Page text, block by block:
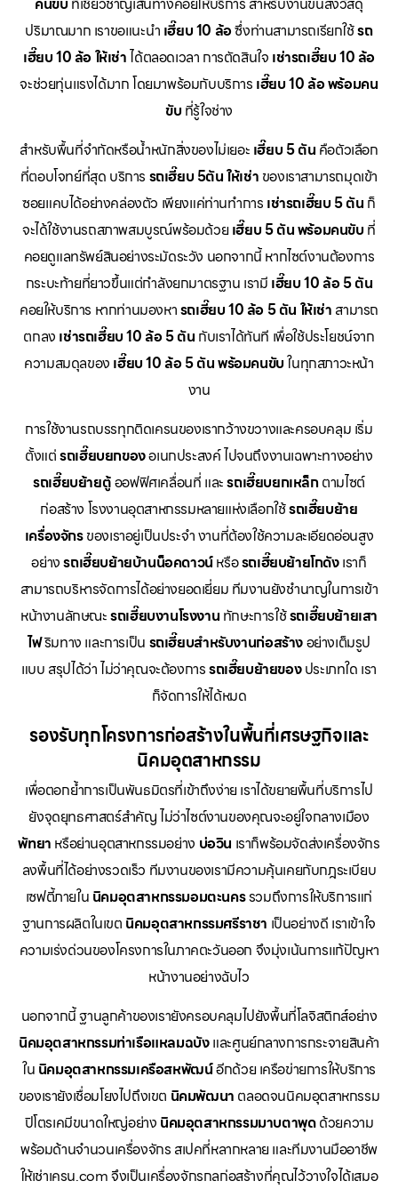
ปริมาณมาก เราขอแนะนำ เฮี๊ยบ 10 ล้อซึ่งท่านสามารถเรียกใช้รถ
เฮี๊ยบ 10 ล้อ ให้เช่าได้ตลอดเวลา การตัดสินใจ เช่ารถเฮี๊ยบ 10 ล้อ
จะช่วยทุ่นแรงได้มาก โดยมาพร้อมกับบริการ เฮี๊ยบ 10 ล้อ พร้อมคน
ขับ ที่รู้ใจช่าง
สำหรับพื้นที่จำกัดหรือน้ำหนักสิ่งของไม่เยอะ เฮี๊ยบ 5 ตัน คือตัวเลือก
ที่ตอบโจทย์ที่สุด บริการ รถเฮี๊ยบ 5ตัน ให้เช่า ของเราสามารถมุดเข้า
ซอยแคบได้อย่างคล่องตัว เพียงแค่ท่านทำการ เช่ารถเฮี๊ยบ 5 ตัน ก็
จะได้ใช้งานรถสภาพสมบูรณ์พร้อมด้วย เฮี๊ยบ 5 ตัน พร้อมคนขับ ที่
คอยดูแลทรัพย์สินอย่างระมัดระวัง นอกจากนี้ หากไซต์งานต้องการ
กระบะท้ายที่ยาวขึ้นแต่กำลังยกมาตรฐาน เรามี เฮี๊ยบ 10 ล้อ 5 ตัน
คอยให้บริการ หากท่านมองหารถเฮี๊ยบ 10 ล้อ 5 ตัน ให้เช่า สามารถ
ตกลง เช่ารถเฮี๊ยบ 10 ล้อ 5 ตัน กับเราได้ทันที เพื่อใช้ประโยชน์จาก
ความสมดุลของ เฮี๊ยบ 10 ล้อ 5 ตัน พร้อมคนขับในทุกสภาวะหน้า
งาน
การใช้งานรถบรรทุกติดเครนของเรากว้างขวางและครอบคลุม เริ่ม
ตั้งแต่รถเฮี๊ยบยกของอเนกประสงค์ ไปจนถึงงานเฉพาะทางอย่าง
รถเฮี๊ยบย้ายตู้ออฟฟิศเคลื่อนที่ และรถเฮี๊ยบยกเหล็กตามไซต์
ก่อสร้าง โรงงานอุตสาหกรรมหลายแห่งเลือกใช้รถเฮี๊ยบย้าย
เครื่องจักรของเราอยู่เป็นประจำ งานที่ต้องใช้ความละเอียดอ่อนสูง
อย่างรถเฮี๊ยบย้ายบ้านน็อคดาวน์หรือรถเฮี๊ยบย้ายโกดังเราก็
สามารถบริหารจัดการได้อย่างยอดเยี่ยม ทีมงานยังชำนาญในการเข้า
หน้างานลักษณะรถเฮี๊ยบงานโรงงาน ทักษะการใช้รถเฮี๊ยบย้ายเสา
ไฟริมทาง และการเป็น รถเฮี๊ยบสำหรับงานก่อสร้างอย่างเต็มรูป
แบบ สรุปได้ว่า ไม่ว่าคุณจะต้องการรถเฮี๊ยบย้ายของประเภทใด เรา
ก็จัดการให้ได้หมด
รองรับทุกโครงการก่อสร้างในพื้นที่เศรษฐกิจและ
นิคมอุตสาหกรรม
เพื่อตอกย้ำการเป็นพันธมิตรที่เข้าถึงง่าย เราได้ขยายพื้นที่บริการไป
ยังจุดยุทธศาสตร์สำคัญ ไม่ว่าไซต์งานของคุณจะอยู่ใจกลางเมือง
พัทยา หรือย่านอุตสาหกรรมอย่าง บ่อวิน เราก็พร้อมจัดส่งเครื่องจักร
ลงพื้นที่ได้อย่างรวดเร็ว ทีมงานของเรามีความคุ้นเคยกับกฎระเบียบ
เซฟตี้ภายใน นิคมอุตสาหกรรมอมตะนครรวมถึงการให้บริการแก่
ฐานการผลิตในเขต นิคมอุตสาหกรรมศรีราชา เป็นอย่างดี เราเข้าใจ
ความเร่งด่วนของโครงการในภาคตะวันออก จึงมุ่งเน้นการแก้ปัญหา
หน้างานอย่างฉับไว
นอกจากนี้ ฐานลูกค้าของเรายังครอบคลุมไปยังพื้นที่โลจิสติกส์อย่าง
นิคมอุตสาหกรรมท่าเรือแหลมฉบังและศูนย์กลางการกระจายสินค้า
ใน นิคมอุตสาหกรรมเครือสหพัฒน์อีกด้วย เครือข่ายการให้บริการ
ของเรายังเชื่อมโยงไปถึงเขต นิคมพัฒนา ตลอดจนนิคมอุตสาหกรรม
ปิโตรเคมีขนาดใหญ่อย่าง นิคมอุตสาหกรรมมาบตาพุดด้วยความ
พร้อมด้านจำนวนเครื่องจักร สเปคที่หลากหลาย และทีมงานมืออาชีพ
ให้เช่าเครน.com จึงเป็นเครื่องจักรกลก่อสร้างที่คุณไว้วางใจได้เสมอ